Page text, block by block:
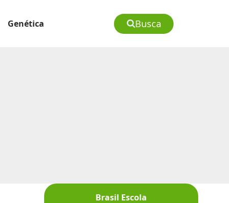
Genética Busca
Brasil Escola